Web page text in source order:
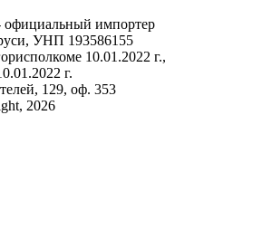
импортер
УНП 193586155
10.01.2022 г.,
г.
129, оф. 353
2026